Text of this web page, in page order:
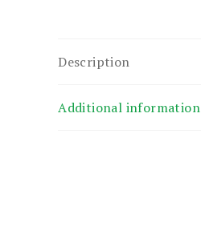
Description
Additional information